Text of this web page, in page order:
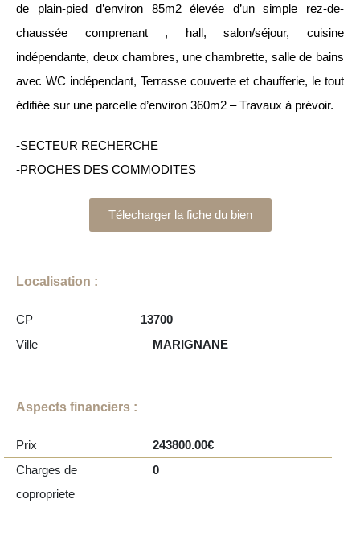
de plain-pied d’environ 85m2 élevée d’un simple rez-de-
chaussée comprenant , hall, salon/séjour, cuisine
indépendante, deux chambres, une chambrette, salle de bains
avec WC indépendant, Terrasse couverte et chaufferie, le tout
édifiée sur une parcelle d’environ 360m2 – Travaux à prévoir.
-SECTEUR RECHERCHE
-PROCHES DES COMMODITES
Télecharger la fiche du bien
Localisation :
CP
13700
Ville
MARIGNANE
Aspects financiers :
Prix
243800.00€
Charges de
copropriete
0